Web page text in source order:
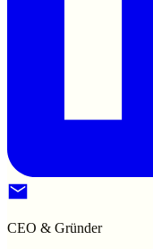
CEO & Gründer